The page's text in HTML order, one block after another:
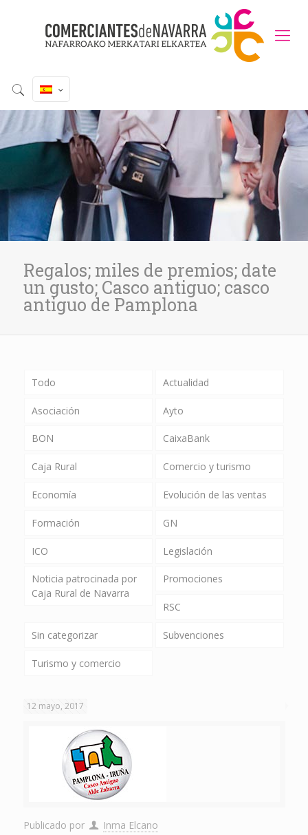
Regalos; miles de premios; date
un gusto; Casco antiguo; casco
antiguo de Pamplona
Todo Actualidad
Asociación Ayto
BON CaixaBank
Caja Rural Comercio y turismo
Economía Evolución de las ventas
Formación GN
ICO Legislación
Noticia patrocinada por
Caja Rural de Navarra
Promociones
RSC
Sin categorizar Subvenciones
Turismo y comercio
12 mayo, 2017
Publicado por Inma Elcano